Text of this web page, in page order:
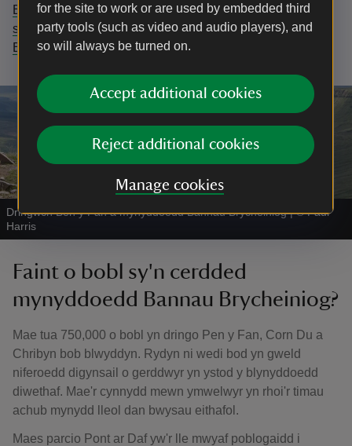
for the site to work or are used by embedded third
party tools (such as video and audio players), and
so will always be turned on.
Accept additional cookies
Reject additional cookies
Manage cookies
Ewch i Adventure Smart i gael rhagor o awgrymiadau ar
sut i baratoi ar gyfer cerdded mynyddoedd Bannau
Brycheiniog.
Dringwch Ben y Fan a mynyddoedd Bannau Brycheiniog|©Paul
Harris
Faint o bobl sy'n cerdded
mynyddoedd Bannau Brycheiniog?
Mae tua 750,000 o bobl yn dringo Pen y Fan, Corn Du a
Chribyn bob blwyddyn. Rydyn ni wedi bod yn gweld
niferoedd digynsail o gerddwyr yn ystod y blynyddoedd
diwethaf. Mae'r cynnydd mewn ymwelwyr yn rhoi'r timau
achub mynydd lleol dan bwysau eithafol.
Maes parcio Pont ar Daf yw'r lle mwyaf poblogaidd i